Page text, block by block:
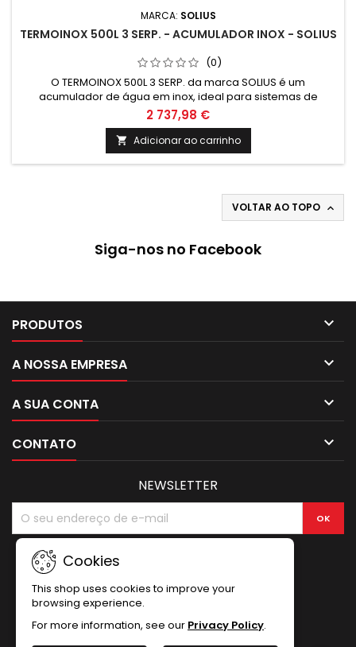
MARCA: SOLIUS
TERMOINOX 500L 3 SERP. - ACUMULADOR INOX - SOLIUS
(0)
O TERMOINOX 500L 3 SERP. da marca SOLIUS é um
acumulador de água em inox, ideal para sistemas de
climatização e energias renováveis. Com capacidade de
500 litros e 3 serpentinas, garante eficiência e durabilidade.
Um investimento seguro para o seu conforto e
sustentabilidade.
2 737,98 €
 Adicionar ao carrinho
VOLTAR AO TOPO 
Siga-nos no Facebook
PRODUTOS 
A NOSSA EMPRESA 
A SUA CONTA 
CONTATO 
Cookies
This shop uses cookies to improve your
browsing experience.
For more information, see our Privacy Policy.
NEWSLETTER